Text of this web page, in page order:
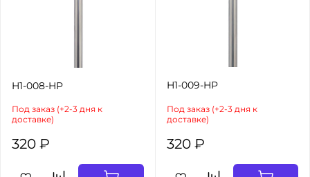
H1-008-HP
Под заказ (+2-3 дня к
доставке)
320 ₽
H1-009-HP
Под заказ (+2-3 дня к
доставке)
320 ₽